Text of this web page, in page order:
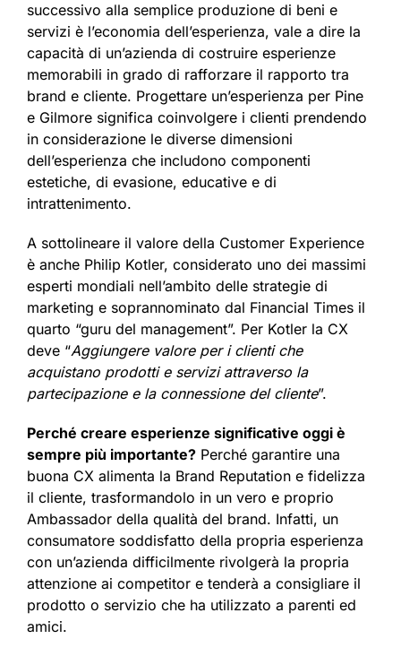
successivo alla semplice produzione di beni e
servizi è l’economia dell’esperienza, vale a dire la
capacità di un’azienda di costruire esperienze
memorabili in grado di rafforzare il rapporto tra
brand e cliente. Progettare un’esperienza per Pine
e Gilmore significa coinvolgere i clienti prendendo
in considerazione le diverse dimensioni
dell’esperienza che includono componenti
estetiche, di evasione, educative e di
intrattenimento.
A sottolineare il valore della Customer Experience
è anche Philip Kotler, considerato uno dei massimi
esperti mondiali nell’ambito delle strategie di
marketing e soprannominato dal Financial Times il
quarto “guru del management”. Per Kotler la CX
deve “Aggiungere valore per i clienti che
acquistano prodotti e servizi attraverso la
partecipazione e la connessione del cliente”.
Perché creare esperienze significative oggi è
sempre più importante? Perché garantire una
buona CX alimenta la Brand Reputation e fidelizza
il cliente, trasformandolo in un vero e proprio
Ambassador della qualità del brand. Infatti, un
consumatore soddisfatto della propria esperienza
con un’azienda difficilmente rivolgerà la propria
attenzione ai competitor e tenderà a consigliare il
prodotto o servizio che ha utilizzato a parenti ed
amici.